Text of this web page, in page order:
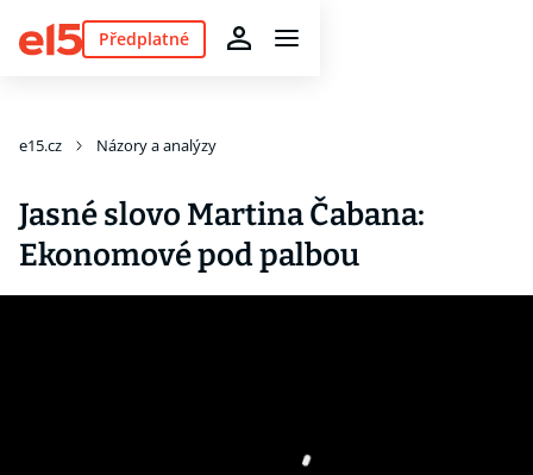
Předplatné
e15.cz Názory a analýzy
Jasné slovo Martina Čabana:
Ekonomové pod palbou